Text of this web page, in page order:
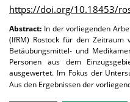
https://doi.org/10.18453/
Abstract: In der vorliegenden
(IfRM) Rostock für den Zeitraum
Betäubungsmittel- und
Personen aus dem
ausgewertet. Im Fokus der
Aus den Ergebnissen der